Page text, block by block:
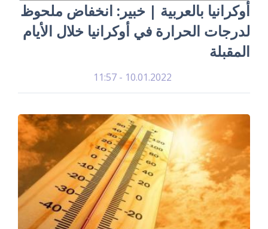
أوكرانيا بالعربية | خبير: انخفاض ملحوظ
لدرجات الحرارة في أوكرانيا خلال الأيام
المقبلة
10.01.2022 - 11:57